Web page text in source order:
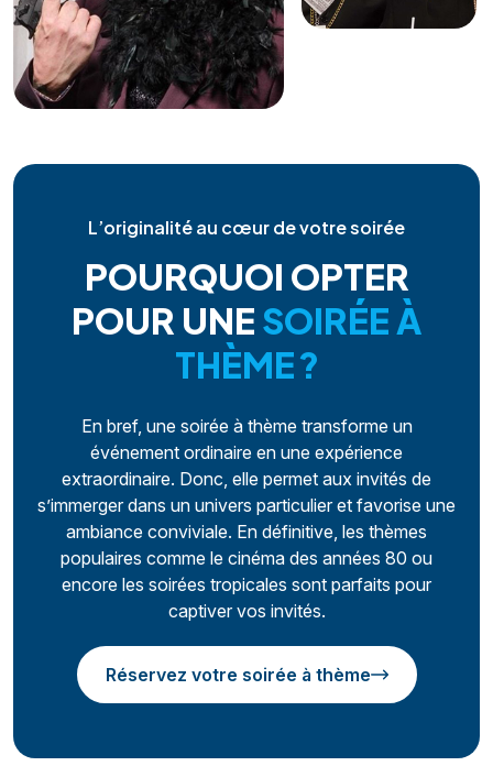
L’originalité au cœur de votre soirée
POURQUOI OPTER
POUR UNE SOIRÉE À
THÈME ?
En bref, une soirée à thème transforme un
événement ordinaire en une expérience
extraordinaire. Donc, elle permet aux invités de
s’immerger dans un univers particulier et favorise une
ambiance conviviale. En définitive, les thèmes
populaires comme le cinéma des années 80 ou
encore les soirées tropicales sont parfaits pour
captiver vos invités.
Réservez votre soirée à thème